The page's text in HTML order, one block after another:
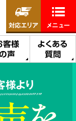
客様
声
よくある
質問
対応エリア メニュー
より